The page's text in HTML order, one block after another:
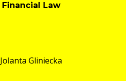
Financial Law
Jolanta Gliniecka